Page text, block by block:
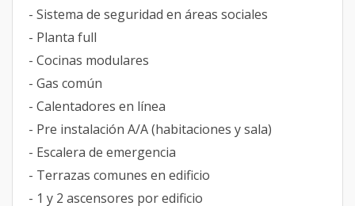
- Sistema de seguridad en áreas sociales
- Planta full
- Cocinas modulares
- Gas común
- Calentadores en línea
- Pre instalación A/A (habitaciones y sala)
- Escalera de emergencia
- Terrazas comunes en edificio
- 1 y 2 ascensores por edificio